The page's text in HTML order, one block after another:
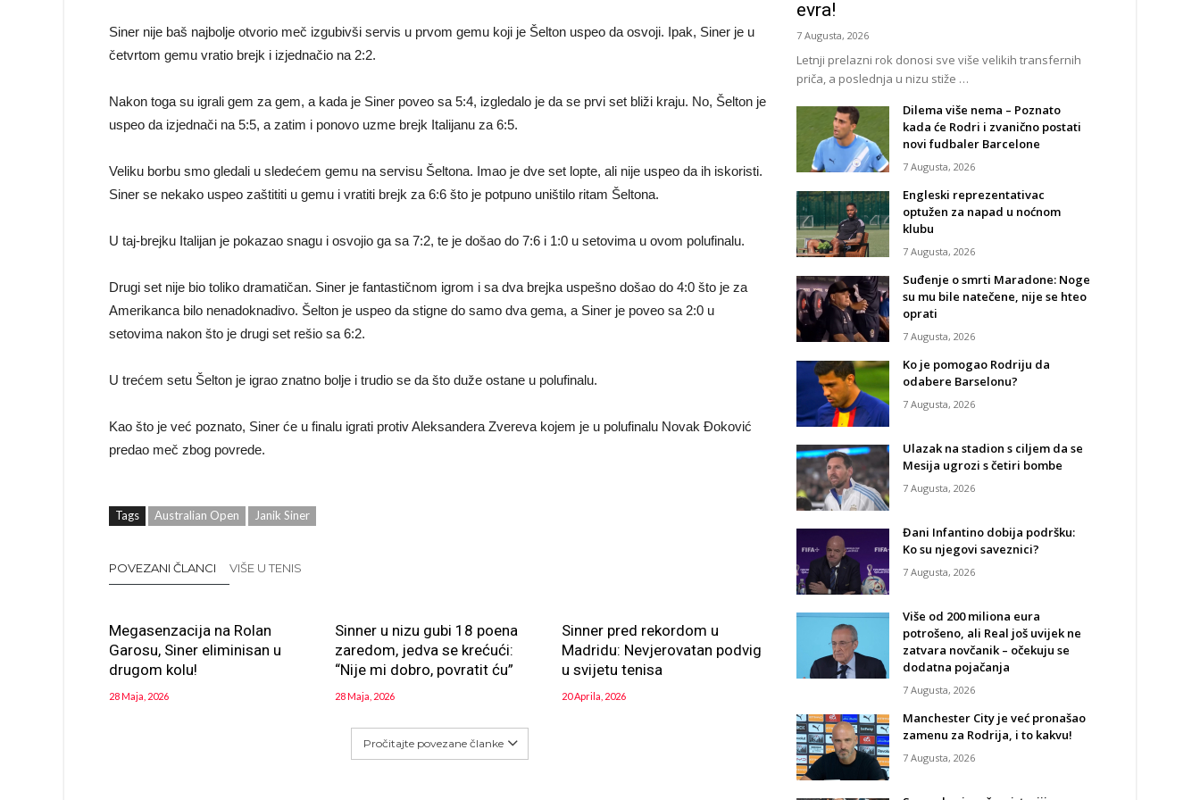
Siner nije baš najbolje otvorio meč izgubivši servis u prvom gemu koji je Šelton uspeo da osvoji. Ipak, Siner je u
četvrtom gemu vratio brejk i izjednačio na 2:2.
Nakon toga su igrali gem za gem, a kada je Siner poveo sa 5:4, izgledalo je da se prvi set bliži kraju. No, Šelton je
uspeo da izjednači na 5:5, a zatim i ponovo uzme brejk Italijanu za 6:5.
Veliku borbu smo gledali u sledećem gemu na servisu Šeltona. Imao je dve set lopte, ali nije uspeo da ih iskoristi.
Siner se nekako uspeo zaštititi u gemu i vratiti brejk za 6:6 što je potpuno uništilo ritam Šeltona.
U taj-brejku Italijan je pokazao snagu i osvojio ga sa 7:2, te je došao do 7:6 i 1:0 u setovima u ovom polufinalu.
Drugi set nije bio toliko dramatičan. Siner je fantastičnom igrom i sa dva brejka uspešno došao do 4:0 što je za
Amerikanca bilo nenadoknadivo. Šelton je uspeo da stigne do samo dva gema, a Siner je poveo sa 2:0 u
setovima nakon što je drugi set rešio sa 6:2.
U trećem setu Šelton je igrao znatno bolje i trudio se da što duže ostane u polufinalu.
Kao što je već poznato, Siner će u finalu igrati protiv Aleksandera Zvereva kojem je u polufinalu Novak Đoković
predao meč zbog povrede.
Tags Australian Open Janik Siner
POVEZANI ČLANCI VIŠE U TENIS
Megasenzacija na Rolan
Garosu, Siner eliminisan u
drugom kolu!
28 Maja, 2026
Sinner u nizu gubi 18 poena
zaredom, jedva se krećući:
“Nije mi dobro, povratit ću”
28 Maja, 2026
Sinner pred rekordom u
Madridu: Nevjerovatan podvig
u svijetu tenisa
20 Aprila, 2026
Pročitajte povezane članke
evra!
7 Augusta, 2026
Letnji prelazni rok donosi sve više velikih transfernih
priča, a poslednja u nizu stiže …
Dilema više nema – Poznato
kada će Rodri i zvanično postati
novi fudbaler Barcelone
7 Augusta, 2026
Engleski reprezentativac
optužen za napad u noćnom
klubu
7 Augusta, 2026
Suđenje o smrti Maradone: Noge
su mu bile natečene, nije se hteo
oprati
7 Augusta, 2026
Ko je pomogao Rodriju da
odabere Barselonu?
7 Augusta, 2026
Ulazak na stadion s ciljem da se
Mesija ugrozi s četiri bombe
7 Augusta, 2026
Đani Infantino dobija podršku:
Ko su njegovi saveznici?
7 Augusta, 2026
Više od 200 miliona eura
potrošeno, ali Real još uvijek ne
zatvara novčanik – očekuju se
dodatna pojačanja
7 Augusta, 2026
Manchester City je već pronašao
zamenu za Rodrija, i to kakvu!
7 Augusta, 2026